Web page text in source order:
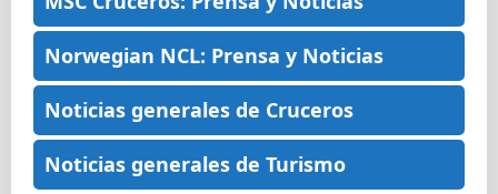
Norwegian NCL: Prensa y Noticias
Noticias generales de Cruceros
Noticias generales de Turismo